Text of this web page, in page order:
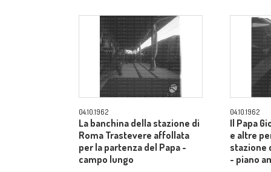
04.10.1962
La banchina della stazione di
Roma Trastevere affollata
per la partenza del Papa -
campo lungo
04.10.1962
Il Papa
e altre
stazione
- piano